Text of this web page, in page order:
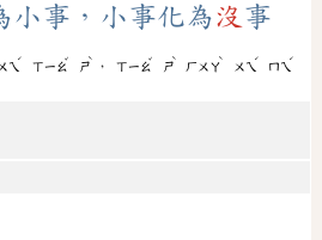
小事，小事化為沒 事
ㄨㄟ
ˊ
ㄒㄧㄠ
ˇ
ㄕ
ˋ
， ㄒㄧㄠ
ˇ
ㄕ
ˋ
ㄏㄨㄚ
ˋ
ㄨㄟ
ˊ
ㄇㄟ
ˊ